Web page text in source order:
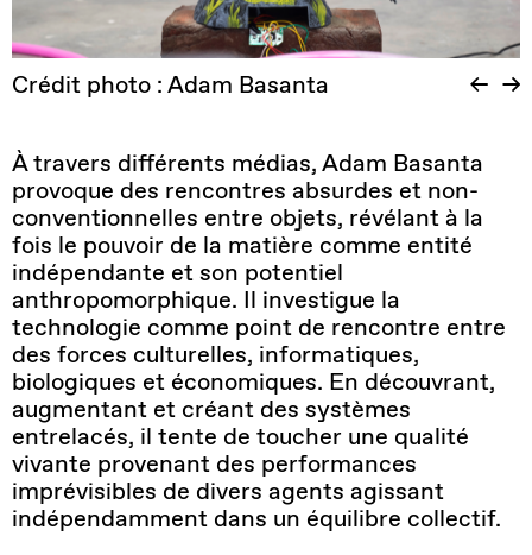
Crédit photo : Adam Basanta
À travers différents médias, Adam Basanta
provoque des rencontres absurdes et non-
conventionnelles entre objets, révélant à la
fois le pouvoir de la matière comme entité
indépendante et son potentiel
anthropomorphique. Il investigue la
technologie comme point de rencontre entre
des forces culturelles, informatiques,
biologiques et économiques. En découvrant,
augmentant et créant des systèmes
entrelacés, il tente de toucher une qualité
vivante provenant des performances
imprévisibles de divers agents agissant
indépendamment dans un équilibre collectif.